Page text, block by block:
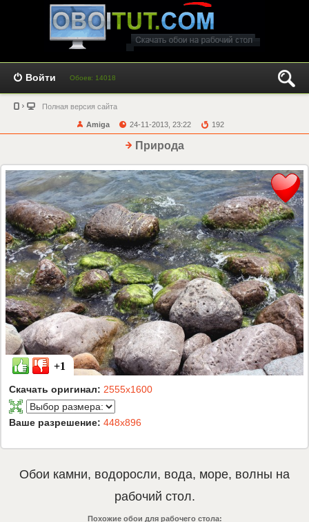
Войти Обоев: 14018
Полная версия сайта
Amiga 24-11-2013, 23:22 192
Природа
+1
Скачать оригинал: 2555x1600
Ваше разрешение: 448x896
Обои камни, водоросли, вода, море, волны на
рабочий стол.
Похожие обои для рабочего стола: